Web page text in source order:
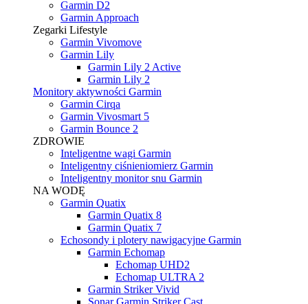
Garmin D2
Garmin Approach
Zegarki Lifestyle
Garmin Vivomove
Garmin Lily
Garmin Lily 2 Active
Garmin Lily 2
Monitory aktywności Garmin
Garmin Cirqa
Garmin Vivosmart 5
Garmin Bounce 2
ZDROWIE
Inteligentne wagi Garmin
Inteligentny ciśnieniomierz Garmin
Inteligentny monitor snu Garmin
NA WODĘ
Garmin Quatix
Garmin Quatix 8
Garmin Quatix 7
Echosondy i plotery nawigacyjne Garmin
Garmin Echomap
Echomap UHD2
Echomap ULTRA 2
Garmin Striker Vivid